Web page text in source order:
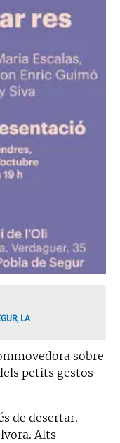
LA
sobre
petits gestos
de desertar.
Alts